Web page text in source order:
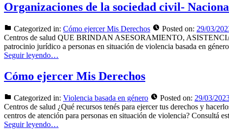
Organizaciones de la sociedad civil-
Categorized in: Cómo ejercer Mis Derechos Posted on: 29/03/
Centros de salud QUE BRINDAN ASESORAMIENTO, ASISTENCIA
patrocinio jurídico a personas en situación de violencia basada en
Seguir leyendo…
Cómo ejercer Mis Derechos
Categorized in: Violencia basada en género Posted on: 29/03/
Centros de salud ¿Qué recursos tenés para ejercer tus derechos y
centros de atención para personas en situación de violencia? Consultá
Seguir leyendo…